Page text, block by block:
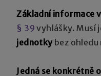
Základní informace
§ 39 vyhlášky. Musí
jednotkybez ohledu
Jedná se konkrétně